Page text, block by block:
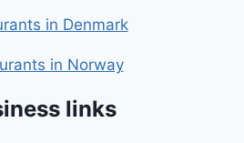
in Denmark
in Norway
links